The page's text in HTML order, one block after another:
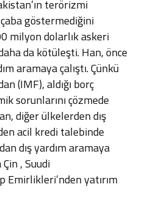
terörizmi
göstermediğini
milyon dolarlık askeri
da kötüleşti. Han, önce
aramaya çalıştı. Çünkü
(IMF), aldığı borç
sorunlarını çözmede
diğer ülkelerden dış
acil kredi talebinde
dış yardım aramaya
, Suudi
yatırım